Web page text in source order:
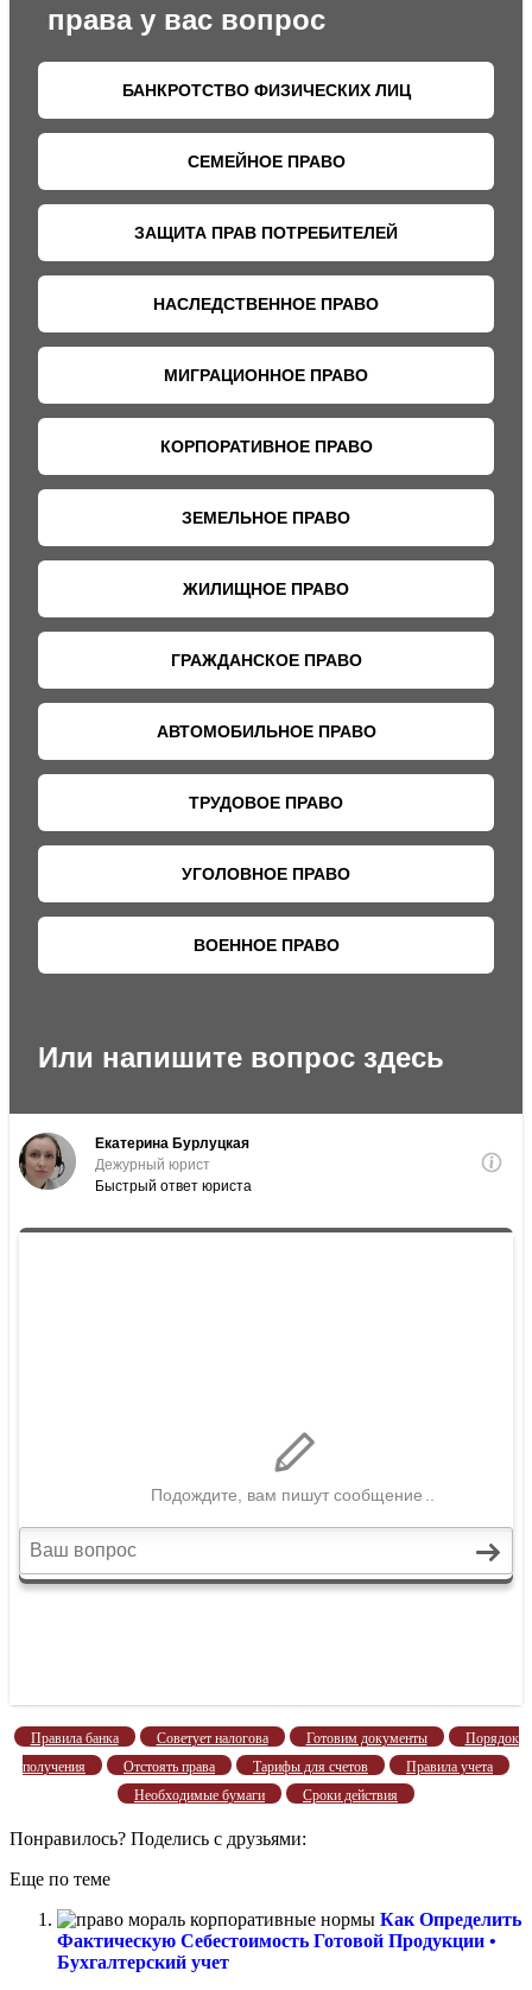
Правила банка Советует налогова Готовим документы
Порядок
получения
Отстоять права Тарифы для счетов
Правила учета
Необходимые бумаги
Сроки действия
Понравилось? Поделись с друзьями:
Еще по теме
Как Определить
Фактическую Себестоимость Готовой Продукции •
Бухгалтерский учет